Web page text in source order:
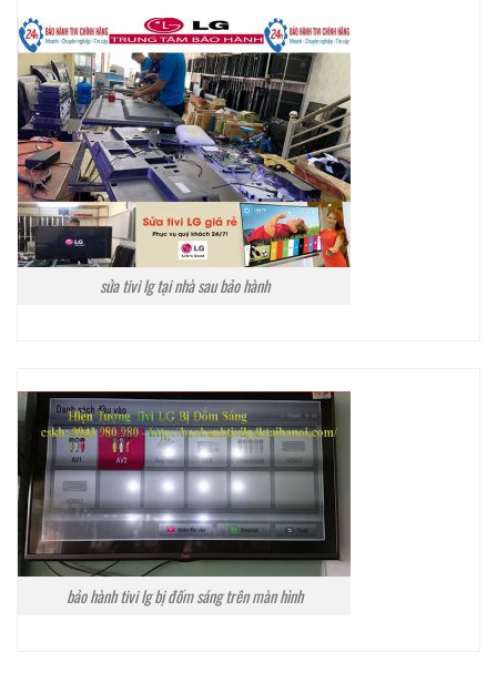
sửa tivi lg tại nhà sau bảo hành
bảo hành tivi lg bị đốm sáng trên màn hình